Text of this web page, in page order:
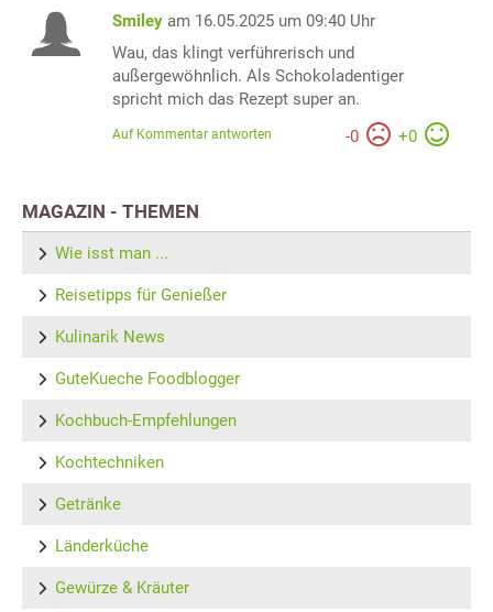
Smiley am 16.05.2025 um 09:40 Uhr
Wau, das klingt verführerisch und
außergewöhnlich. Als Schokoladentiger
spricht mich das Rezept super an.
-0 +0
Auf Kommentar antworten
MAGAZIN - THEMEN
Wie isst man ...
Reisetipps für Genießer
Kulinarik News
GuteKueche Foodblogger
Kochbuch-Empfehlungen
Kochtechniken
Getränke
Länderküche
Gewürze & Kräuter